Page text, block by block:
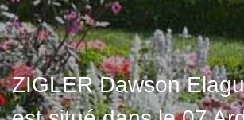
ZIGLER Dawson